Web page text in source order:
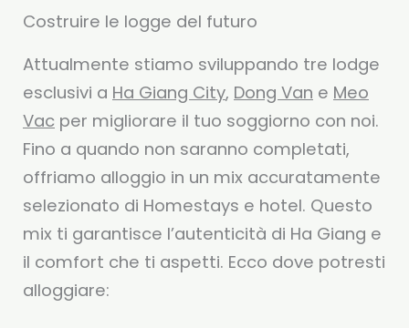
Costruire le logge del futuro
Attualmente stiamo sviluppando tre lodge
esclusivi a Ha Giang City, Dong Van e Meo
Vac per migliorare il tuo soggiorno con noi.
Fino a quando non saranno completati,
offriamo alloggio in un mix accuratamente
selezionato di Homestays e hotel. Questo
mix ti garantisce l’autenticità di Ha Giang e
il comfort che ti aspetti. Ecco dove potresti
alloggiare: